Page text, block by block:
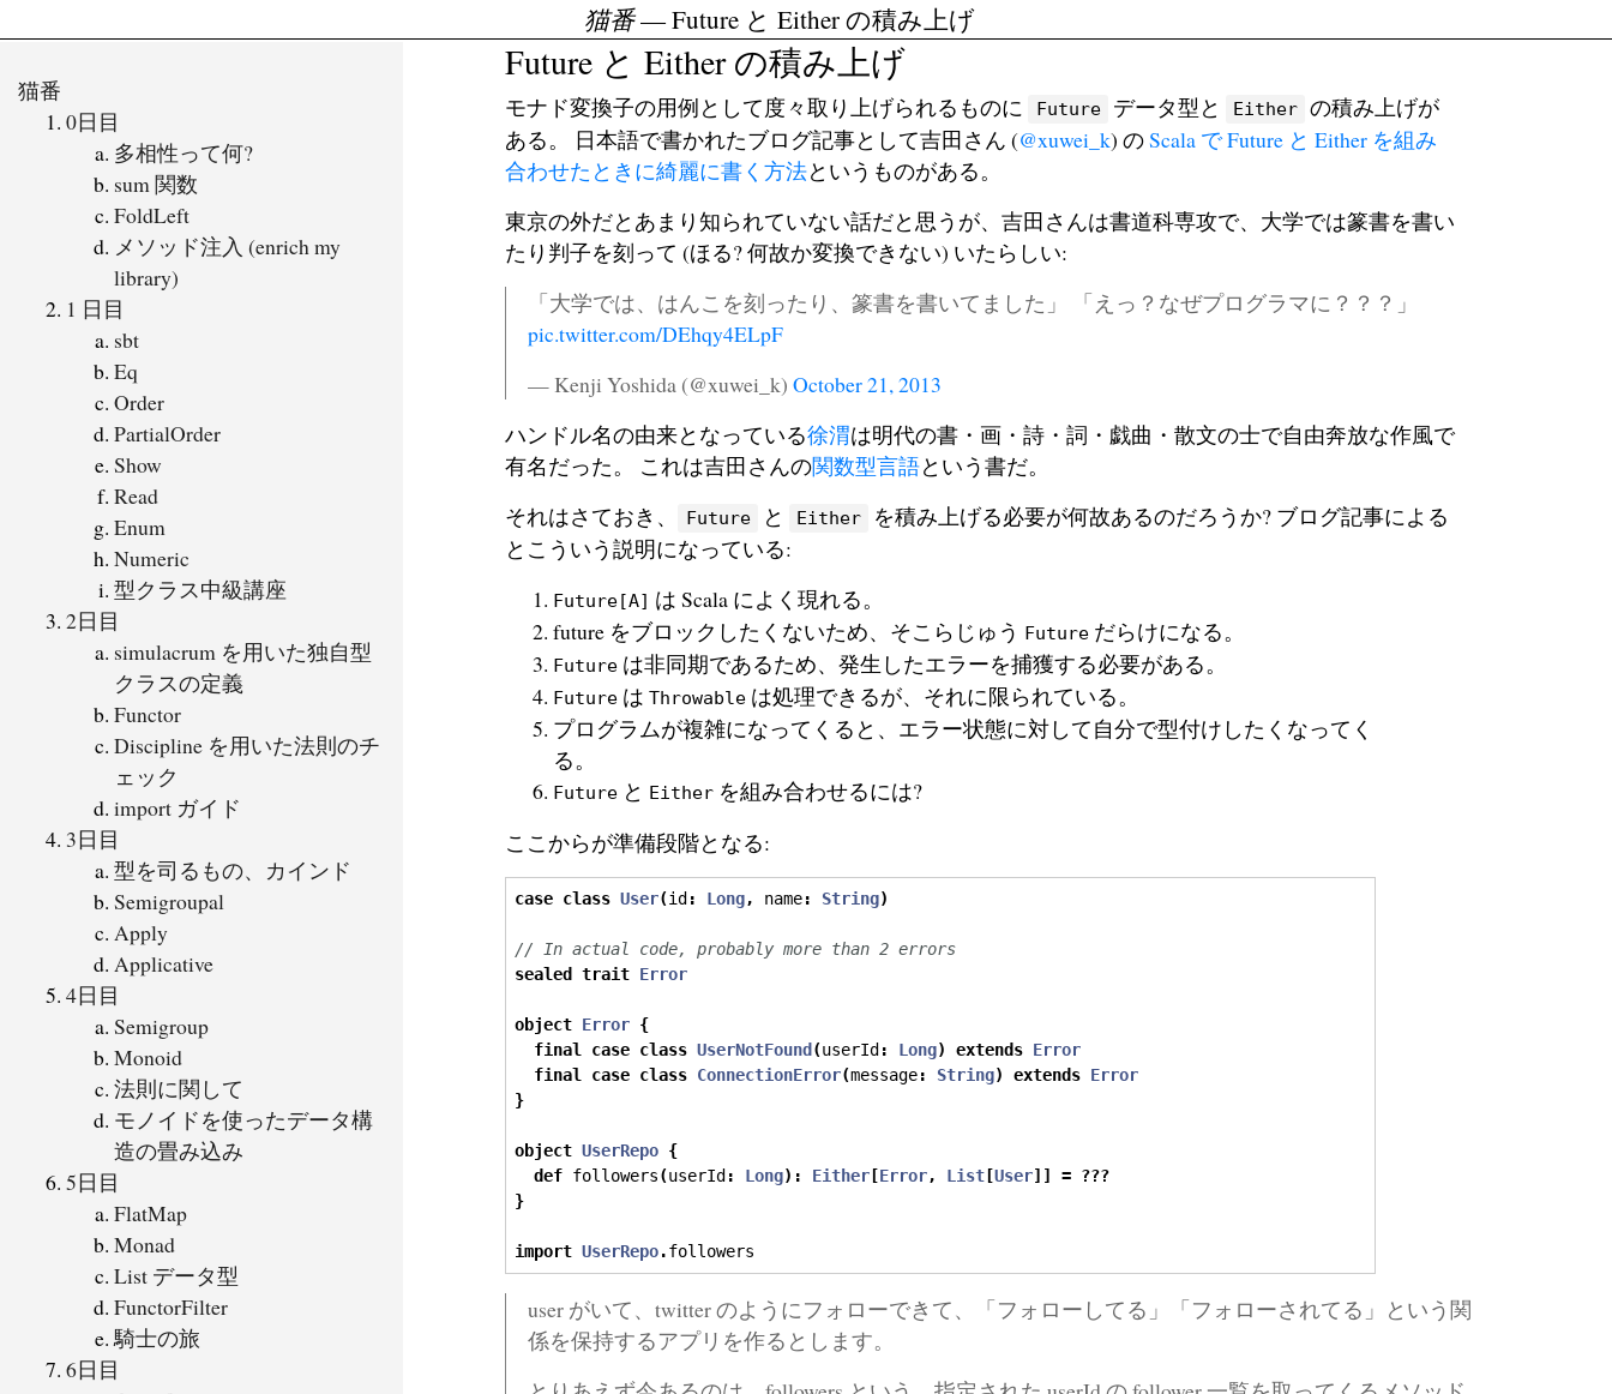
猫番
0日目
多相性って何?
sum 関数
FoldLeft
メソッド注入 (enrich my
library)
1 日目
sbt
Eq
Order
PartialOrder
Show
Read
Enum
Numeric
型クラス中級講座
2日目
simulacrum を用いた独自型
クラスの定義
Functor
Discipline を用いた法則のチ
ェック
import ガイド
3日目
型を司るもの、カインド
Semigroupal
Apply
Applicative
4日目
Semigroup
Monoid
法則に関して
モノイドを使ったデータ構
造の畳み込み
5日目
FlatMap
Monad
List データ型
FunctorFilter
騎士の旅
6日目
Future と Either の積み上げ
モナド変換子の用例として度々取り上げられるものに Future データ型と Either の積み上げが
ある。 日本語で書かれたブログ記事として吉田さん (@xuwei_k) のScala で Future と Either を組み
合わせたときに綺麗に書く方法というものがある。
東京の外だとあまり知られていない話だと思うが、吉田さんは書道科専攻で、大学では篆書を書い
たり判子を刻って (ほる? 何故か変換できない) いたらしい:
「大学では、はんこを刻ったり、篆書を書いてました」 「えっ？なぜプログラマに？？？」
pic.twitter.com/DEhqy4ELpF
— Kenji Yoshida (@xuwei_k) October 21, 2013
ハンドル名の由来となっている徐渭は明代の書・画・詩・詞・戯曲・散文の士で自由奔放な作風で
有名だった。 これは吉田さんの関数型言語という書だ。
それはさておき、
Future と Either
を積み上げる必要が何故あるのだろうか? ブログ記事による
とこういう説明になっている:
Future[A] は Scala によく現れる。
future をブロックしたくないため、そこらじゅう Future だらけになる。
Future は非同期であるため、発生したエラーを捕獲する必要がある。
Future はThrowable は処理できるが、それに限られている。
プログラムが複雑になってくると、エラー状態に対して自分で型付けしたくなってく
る。
Future と Either を組み合わせるには?
ここからが準備段階となる:
case class User(id : Long, name: String)
// In actual code, probably more than 2 errors
sealed
trait Error
object Error {
final case class UserNotFound (userId : Long) extends Error
final case class ConnectionError(message: String) extends Error
}
object UserRepo {
def followers(userId : Long): Either [Error, List [User]] = ???
}
import UserRepo.followers
user がいて、twitter のようにフォローできて、「フォローしてる」「フォローされてる」という関
係を保持するアプリを作るとします。
猫番— Future と Either の積み上げ